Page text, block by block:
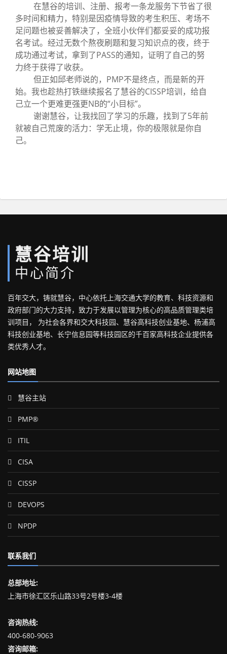
在慧谷的培训、注册、报考一条龙服务下节省了很
多时间和精力，特别是因疫情导致的考生积压、考场不
足问题也被妥善解决了，全班小伙伴们都妥妥的成功报
名考试。经过无数个熬夜刷题和复习知识点的夜，终于
成功通过考试，拿到了PASS的通知，证明了自己的努
力终于获得了收获。
但正如邱老师说的，PMP不是终点，而是新的开
始。我也趁热打铁继续报名了慧谷的CISSP培训，给自
己立一个更难更强更NB的“小目标”。
谢谢慧谷，让我找回了学习的乐趣，找到了5年前
就被自己荒废的活力：学无止境，你的极限就是你自
己。
慧谷培训
中心简介
百年交大，铸就慧谷，中心依托上海交通大学的教育、科技资源和
政府部门的大力支持，致力于发展以管理为核心的高品质管理类培
训项目， 为社会各界和交大科技园、慧谷高科技创业基地、杨浦高
科技创业基地、长宁信息园等科技园区的千百家高科技企业提供各
类优秀人才。
网站地图
慧谷主站
PMP®
ITIL
CISA
CISSP
DEVOPS
NPDP
联系我们
总部地址:
上海市徐汇区乐山路33号2号楼3-4楼
咨询热线:
400-680-9063
咨询邮箱: